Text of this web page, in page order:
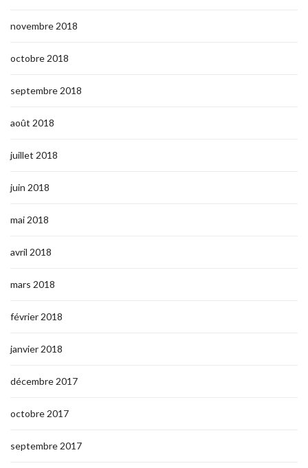
novembre 2018
octobre 2018
septembre 2018
août 2018
juillet 2018
juin 2018
mai 2018
avril 2018
mars 2018
février 2018
janvier 2018
décembre 2017
octobre 2017
septembre 2017